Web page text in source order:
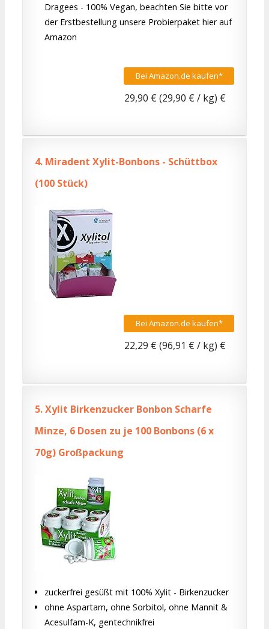
Dragees - 100% Vegan, beachten Sie bitte vor
der Erstbestellung unsere Probierpaket hier auf
Amazon
Bei Amazon.de kaufen*
29,90 € (29,90 € / kg) €
4. Miradent Xylit-Bonbons - Schüttbox
(100 Stück)
Bei Amazon.de kaufen*
22,29 € (96,91 € / kg) €
5.Xylit Birkenzucker Bonbon Scharfe
Minze, 6 Dosen zu je 100 Bonbons (6 x
70g) Großpackung
zuckerfrei gesüßt mit 100% Xylit - Birkenzucker
ohne Aspartam, ohne Sorbitol, ohne Mannit &
Acesulfam-K, gentechnikfrei